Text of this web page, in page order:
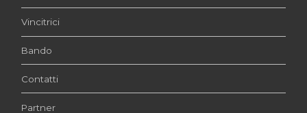
Vincitrici
Bando
Contatti
Partner